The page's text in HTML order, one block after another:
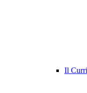
Il